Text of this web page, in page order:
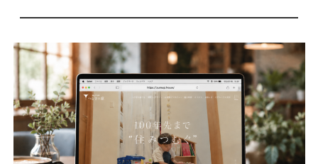
施工実績
採用情報
社員インタビュー
数字から見える松吉建設
福利厚生
募集要項・応募フォーム
インフォメーション